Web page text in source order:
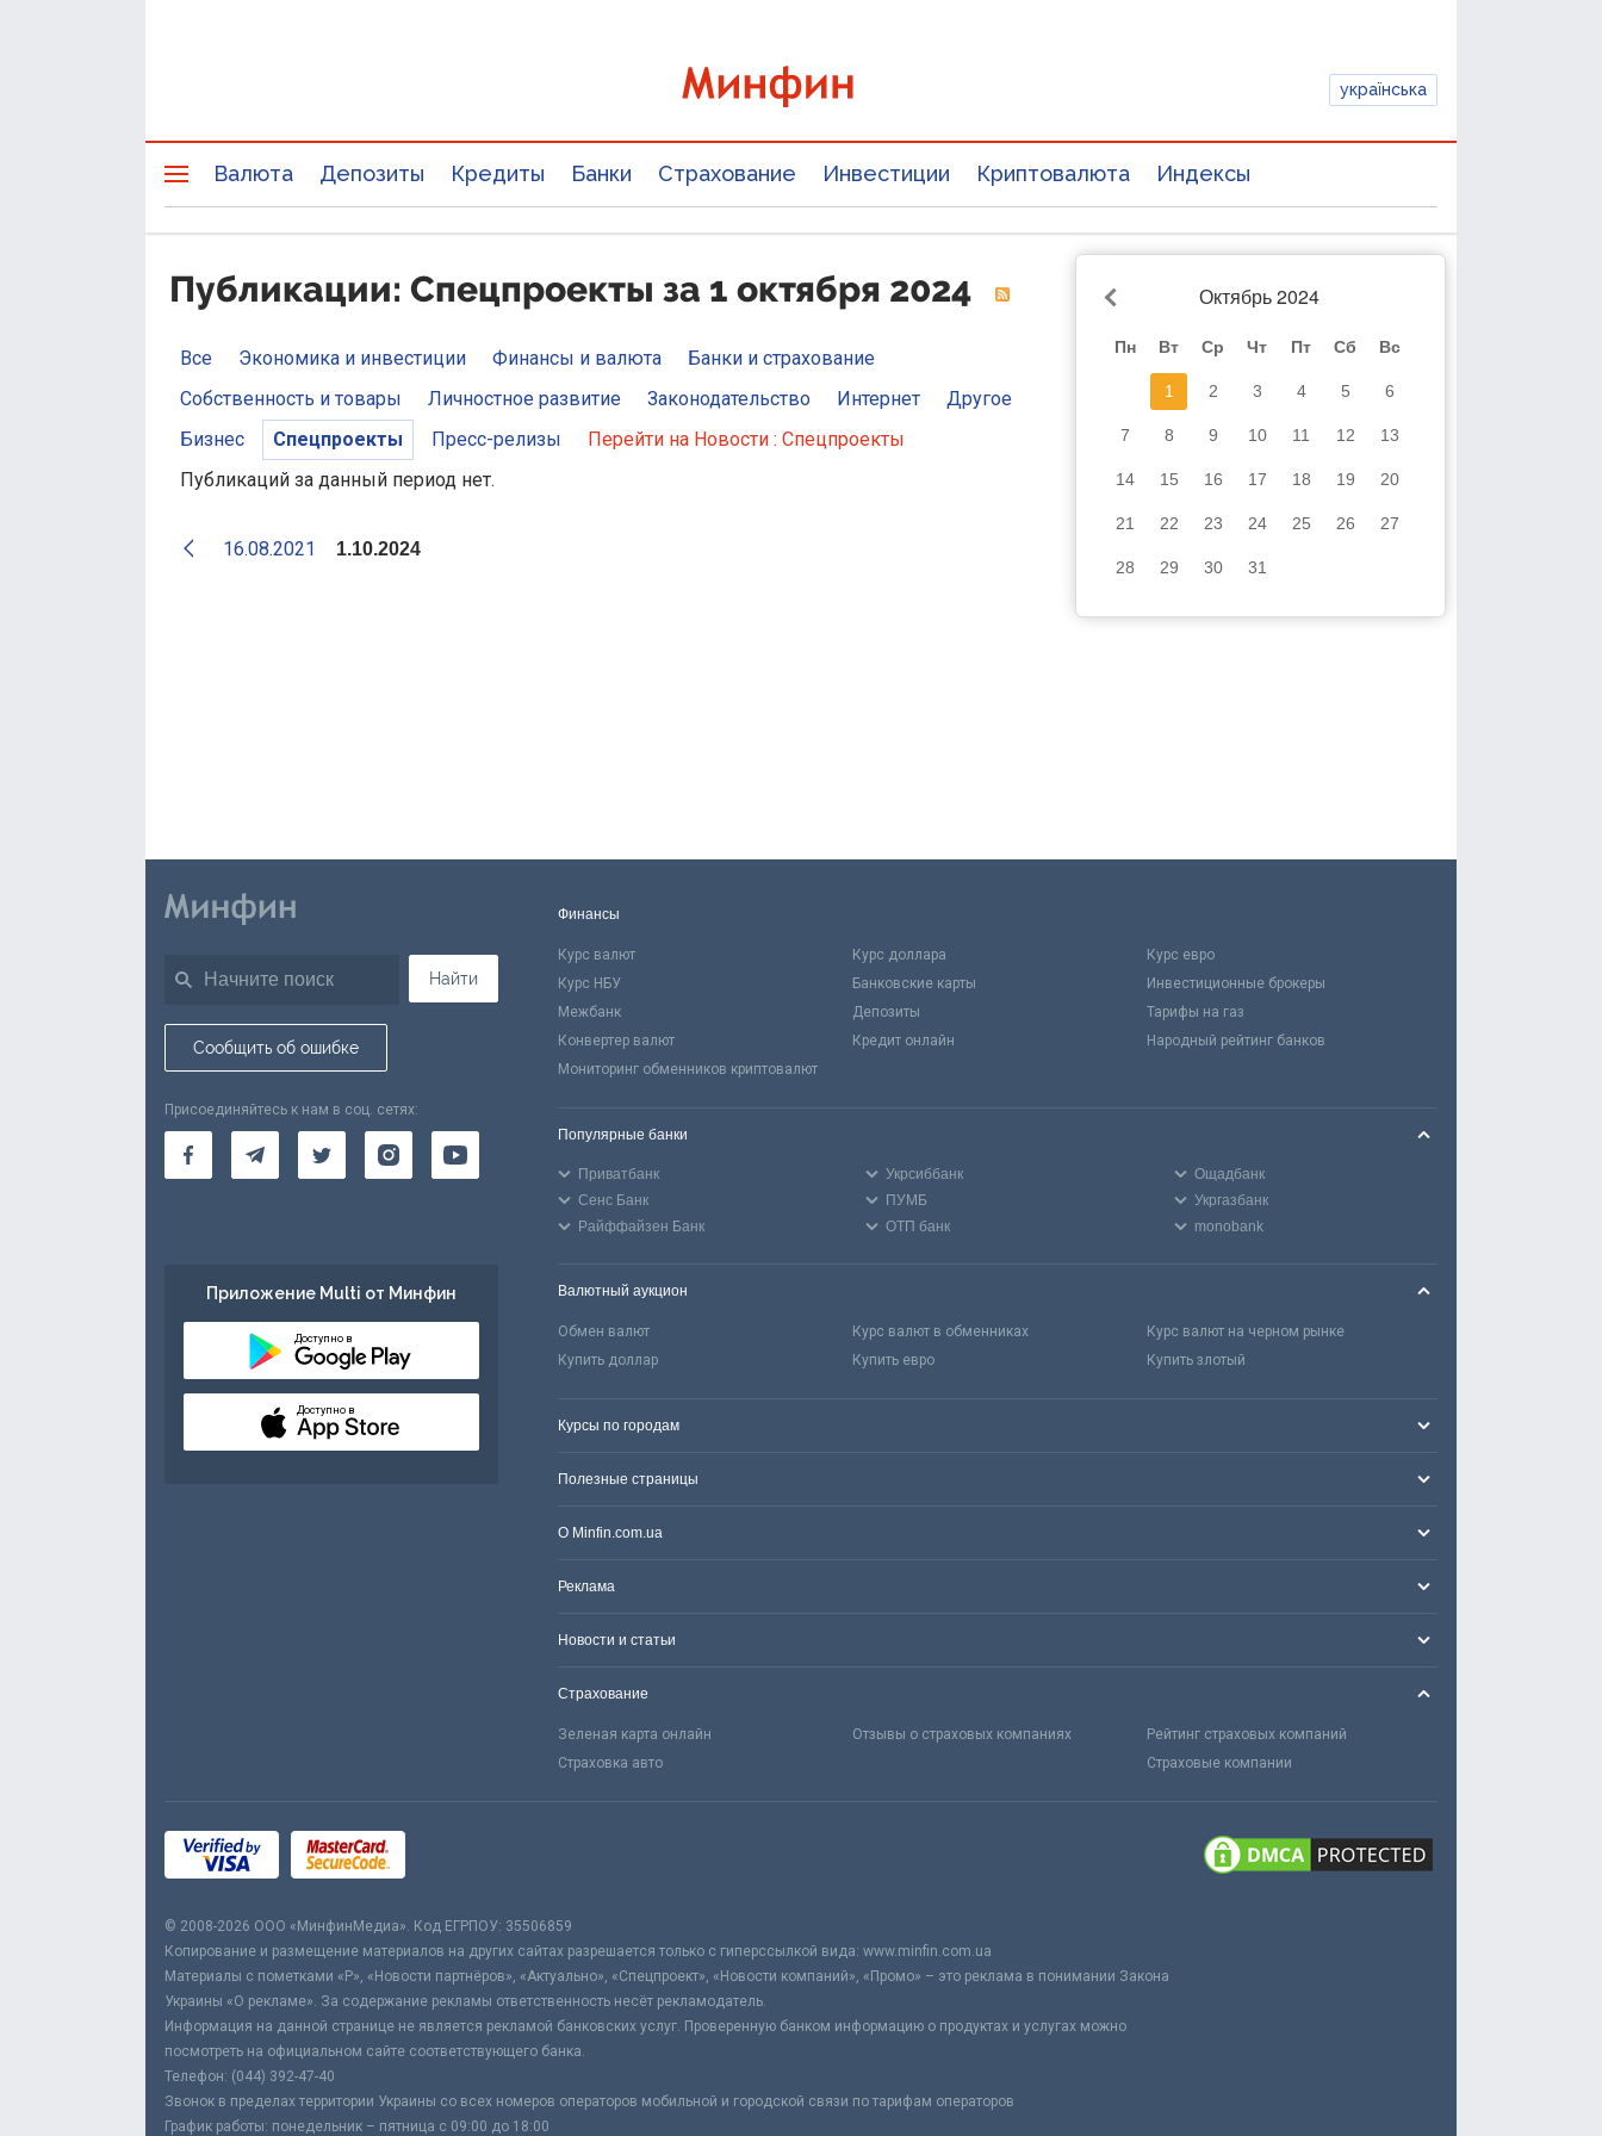
українська
Валюта Депозиты Кредиты Банки Страхование Инвестиции Криптовалюта Индексы
Публикации: Спецпроекты за 1 октября 2024
Все Экономика и инвестиции Финансы и валюта
Банки и страхование
Собственность и товары
Личностное развитие Законодательство Интернет
Другое
Бизнес
Спецпроекты Пресс-релизы
Перейти на Новости : Спецпроекты
Публикаций за данный период нет.
16.08.2021 1.10.2024
Октябрь 2024
Пн Вт Ср Чт Пт Сб Вс
1 2 3 4 5 6
7 8 9 10 11 12 13
14 15 16 17 18 19 20
21 22 23 24 25 26 27
28 29 30 31
Найти
Сообщить об ошибке
Присоединяйтесь к нам в соц. сетях:
Приложение Multi от Минфин
Доступно в
Доступно в
Финансы
Курс валют Курс доллара
Курс евро
Курс НБУ
Банковские карты
Инвестиционные брокеры
Межбанк
Депозиты
Тарифы на газ
Конвертер валют
Кредит онлайн
Народный рейтинг банков
Мониторинг обменников криптовалют
Популярные банки
Приватбанк Укрсиббанк
Ощадбанк
Сенс Банк
ПУМБ
Укргазбанк
Райффайзен Банк
ОТП банк monobank
Валютный аукцион
Обмен валют Курс валют в обменниках
Курс валют на черном рынке
Купить доллар
Купить евро Купить злотый
Курсы по городам
Полезные страницы
О Minfin.com.ua
Реклама
Новости и статьи
Страхование
Зеленая карта онлайн Отзывы о страховых компаниях
Рейтинг страховых компаний
Страховка авто
Страховые компании
© 2008-2026 ООО «МинфинМедиа». Код ЕГРПОУ: 35506859
Копирование и размещение материалов на других сайтах разрешается только с гиперссылкой вида: www.minfin.com.ua
Материалы с пометками «Р», «Новости партнёров», «Актуально», «Спецпроект», «Новости компаний», «Промо» – это реклама в понимании Закона
Украины «О рекламе». За содержание рекламы ответственность несёт рекламодатель.
Информация на данной странице не является рекламой банковских услуг. Проверенную банком информацию о продуктах и услугах можно
посмотреть на официальном сайте соответствующего банка.
Телефон: (044) 392-47-40
Звонок в пределах территории Украины со всех номеров операторов мобильной и городской связи по тарифам операторов
График работы: понедельник – пятница с 09:00 до 18:00